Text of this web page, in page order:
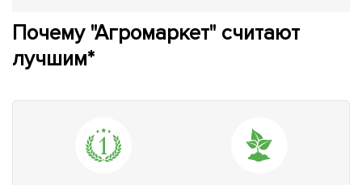
Почему "Агромаркет" считают
лучшим*